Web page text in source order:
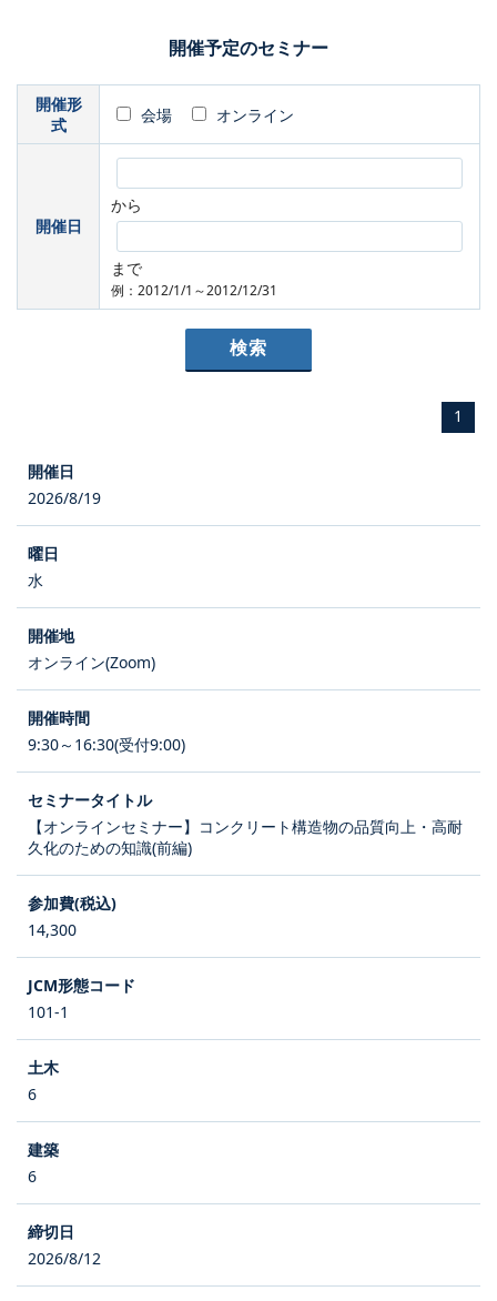
開催予定のセミナー
開催形
式
会場 オンライン
開催日
から
まで
例：2012/1/1～2012/12/31
1
2026/8/19
水
オンライン(Zoom)
9:30～16:30(受付9:00)
【オンラインセミナー】コンクリート構造物の品質向上・高耐
久化のための知識(前編)
14,300
101-1
6
6
2026/8/12